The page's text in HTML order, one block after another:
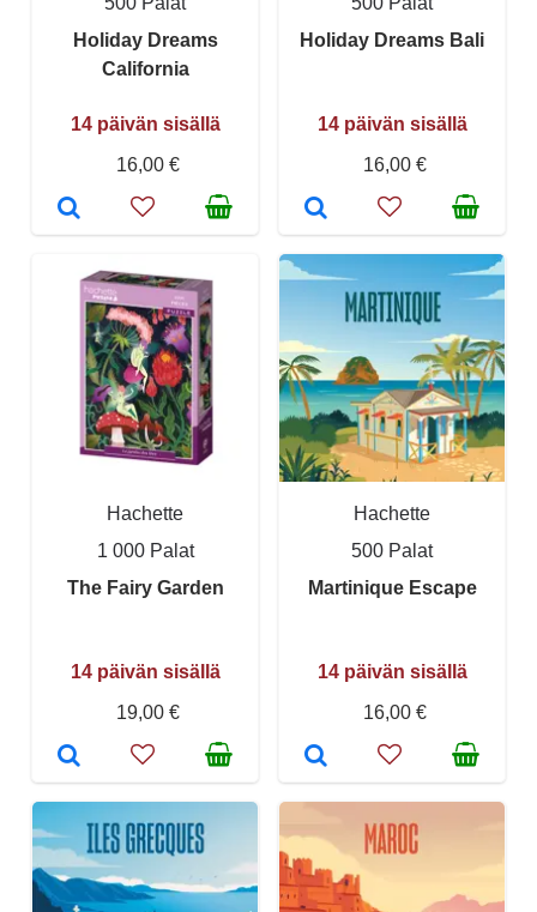
Holiday Dreams
California
14 päivän sisällä
16,00 €
Holiday Dreams Bali
14 päivän sisällä
16,00 €
Hachette
1 000 Palat
The Fairy Garden
14 päivän sisällä
19,00 €
Hachette
500 Palat
Martinique Escape
14 päivän sisällä
16,00 €